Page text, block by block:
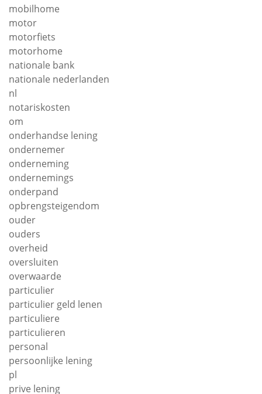
mobilhome
motor
motorfiets
motorhome
nationale bank
nationale nederlanden
nl
notariskosten
om
onderhandse lening
ondernemer
onderneming
ondernemings
onderpand
opbrengsteigendom
ouder
ouders
overheid
oversluiten
overwaarde
particulier
particulier geld lenen
particuliere
particulieren
personal
persoonlijke lening
pl
prive lening